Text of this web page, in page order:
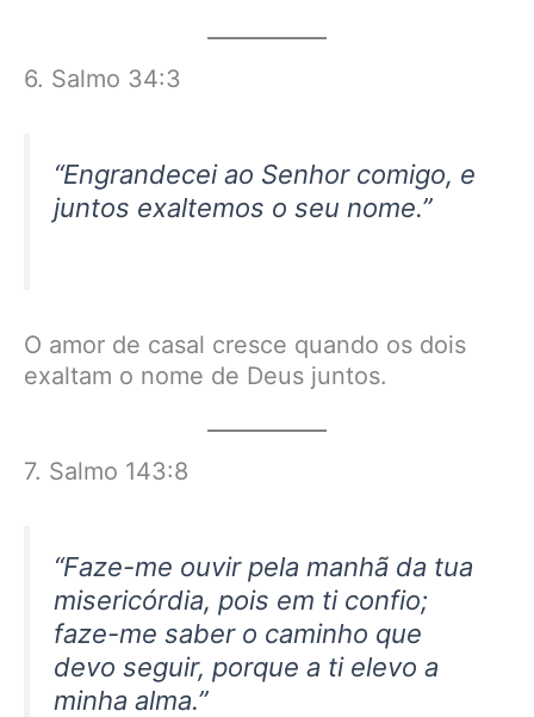
6. Salmo 34:3
“Engrandecei ao Senhor comigo, e
juntos exaltemos o seu nome.”
O amor de casal cresce quando os dois
exaltam o nome de Deus juntos.
7. Salmo 143:8
“Faze-me ouvir pela manhã da tua
misericórdia, pois em ti confio;
faze-me saber o caminho que
devo seguir, porque a ti elevo a
minha alma.”